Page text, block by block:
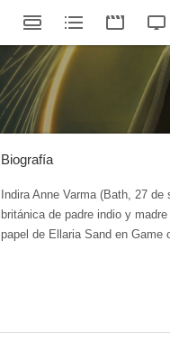
Biografía
Indira Anne Varma (Bath, 27
británica​ de padre indio y
papel de Ellaria Sand en Game